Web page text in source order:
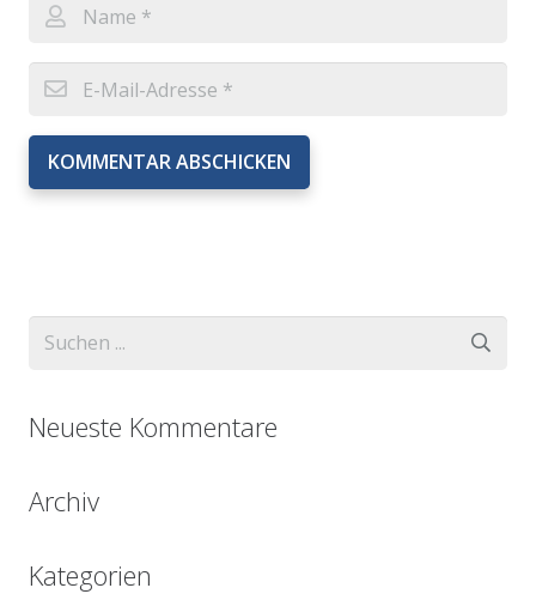
KOMMENTAR ABSCHICKEN
Neueste Kommentare
Archiv
Kategorien